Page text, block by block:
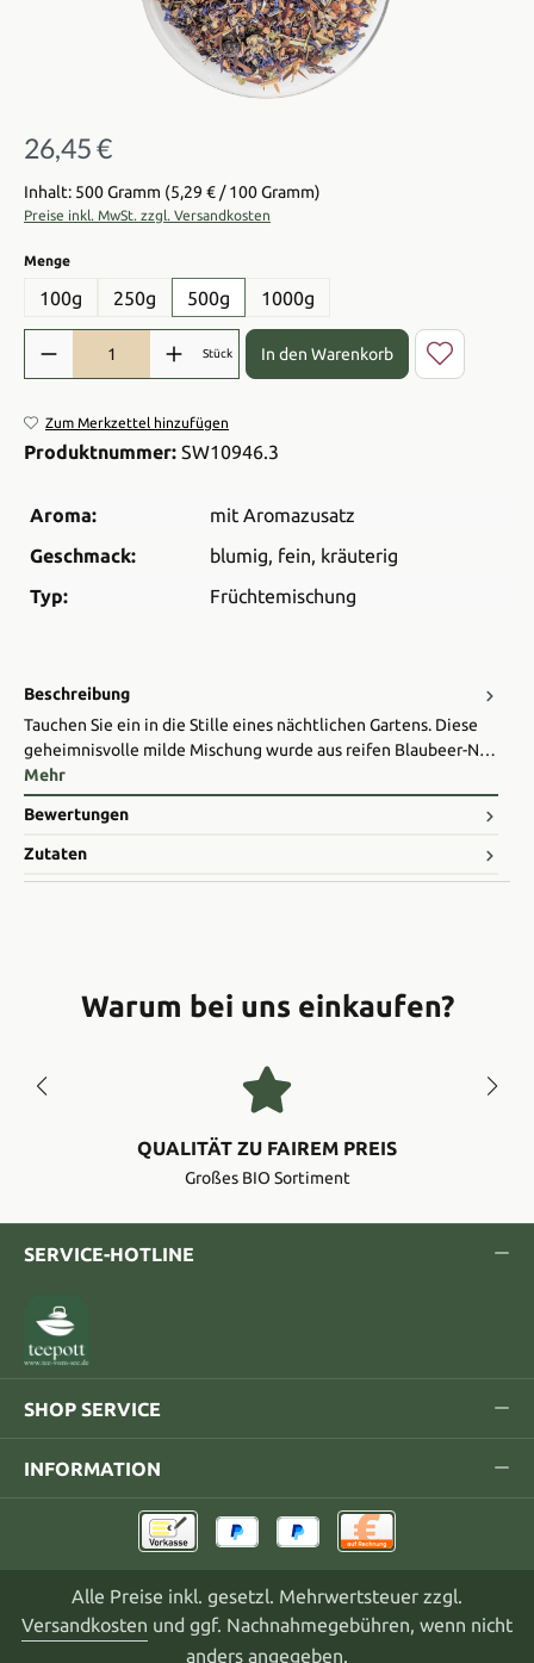
Regulärer Preis:
26,45 €
Inhalt: 500 Gramm (5,29 € / 100 Gramm)
Preise inkl. MwSt. zzgl. Versandkosten
Mengeauswählen
100g 250g 500g 1000g
Produkt Anzahl: Gib den gewünschten Wert ein oder benutze die
Stück In den Warenkorb
Zum Merkzettel hinzufügen
Produktnummer: SW10946.3
Aroma:
mit Aromazusatz
Geschmack:
blumig, fein, kräuterig
Typ:
Früchtemischung
Beschreibung
Tauchen Sie ein in die Stille eines nächtlichen Gartens. Diese
geheimnisvolle milde Mischung wurde aus reifen Blaubeer-N…
Mehr
Bewertungen
Zutaten
Warum bei uns einkaufen?
QUALITÄT ZU FAIREM PREIS
Großes BIO Sortiment
SERVICE-HOTLINE
SHOP SERVICE
INFORMATION
Alle Preise inkl. gesetzl. Mehrwertsteuer zzgl.
Versandkosten und ggf. Nachnahmegebühren, wenn nicht
anders angegeben.